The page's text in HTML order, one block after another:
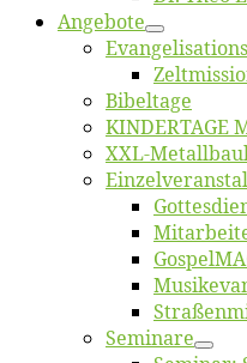
An­ge­bo­te
Bi­bel­ta­ge
KINDERTAGE
XXL-
Se­mi­na­re